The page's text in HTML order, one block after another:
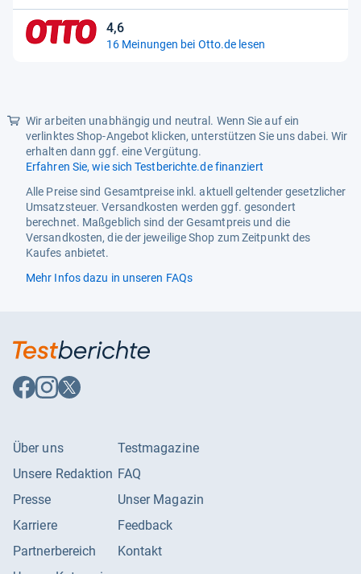
Breite x Höhe x Länge
Gehäusegröße 46 mm
Gehäusematerial Kunststoff
Kompatibles Betriebssystem Android, iOS - Apple
Ladeart Anschluss
Uhrengehäuse-Farbe
Sternen
4,6
4,6
von
16 Meinungen bei Otto.de lesen
Wir arbeiten unabhängig und neutral. Wenn Sie auf ein
verlinktes Shop-Angebot klicken, unterstützen Sie uns dabei. Wir
erhalten dann ggf. eine Vergütung.
Erfahren Sie, wie sich Testberichte.de finanziert
Alle Preise sind Gesamtpreise inkl. aktuell geltender gesetzlicher
Umsatzsteuer. Versandkosten werden ggf. gesondert
berechnet. Maßgeblich sind der Gesamtpreis und die
Versandkosten, die der jeweilige Shop zum Zeitpunkt des
Kaufes anbietet.
Mehr Infos dazu in unseren FAQs
Auf
Facebook
Auf
Instagram
Auf
X
Über uns
Unsere Redaktion
Presse
Karriere
Partnerbereich
Testmagazine
FAQ
Unser Magazin
Feedback
Kontakt